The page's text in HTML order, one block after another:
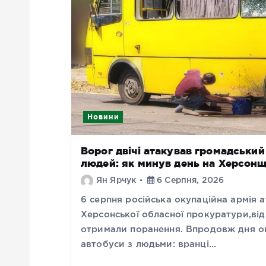
Новини
Ворог двічі атакував
людей: як минув день на
Ян Ярчук 6 Серпня, 2026
6 серпня російська окупаційна
Херсонської обласної
отримали поранення. Впродовж дня
автобуси з людьми: вранці…